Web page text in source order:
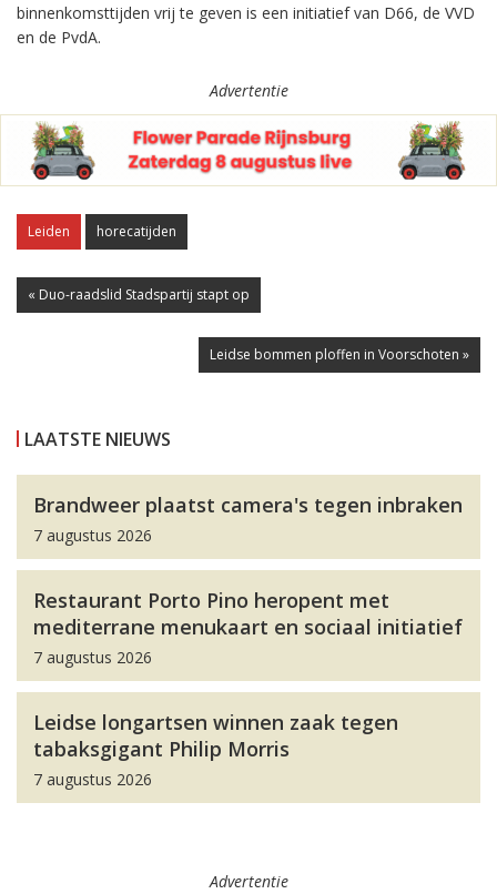
binnenkomsttijden vrij te geven is een initiatief van D66, de VVD
en de PvdA.
Advertentie
Leiden horecatijden
« Duo-raadslid Stadspartij stapt op
Leidse bommen ploffen in Voorschoten »
LAATSTE NIEUWS
Brandweer plaatst camera's tegen inbraken
7 augustus 2026
Restaurant Porto Pino heropent met
mediterrane menukaart en sociaal initiatief
7 augustus 2026
Leidse longartsen winnen zaak tegen
tabaksgigant Philip Morris
7 augustus 2026
Advertentie